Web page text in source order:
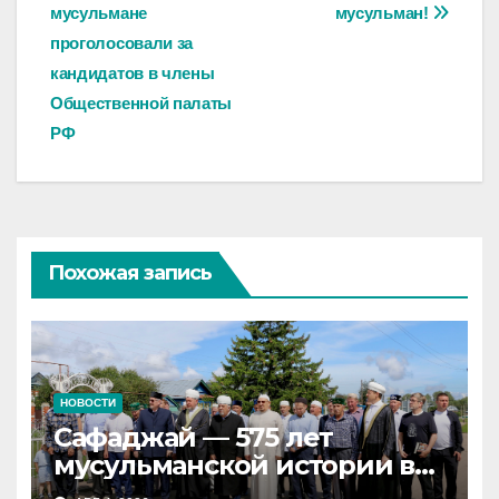
по
записям
мусульман!
мусульмане
проголосовали за
кандидатов в члены
Общественной палаты
РФ
Похожая запись
НОВОСТИ
Сафаджай — 575 лет
мусульманской истории в
самой сердцевине России